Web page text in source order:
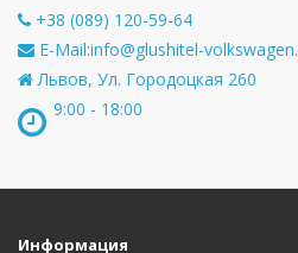
+38 (089) 120-59-64
E-Mail:info@glushitel-
Львов, Ул. Городоцкая 260
9:00 - 18:00
Информация